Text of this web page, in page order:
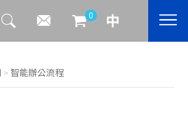
0
> 智能辦公流程